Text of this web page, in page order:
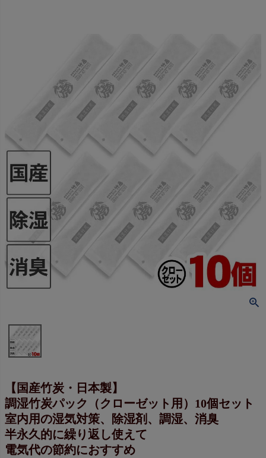
【国産竹炭・日本製】
調湿竹炭パック（クローゼット用）10個セット
室内用の湿気対策、除湿剤、調湿、消臭
半永久的に繰り返し使えて
電気代の節約におすすめ